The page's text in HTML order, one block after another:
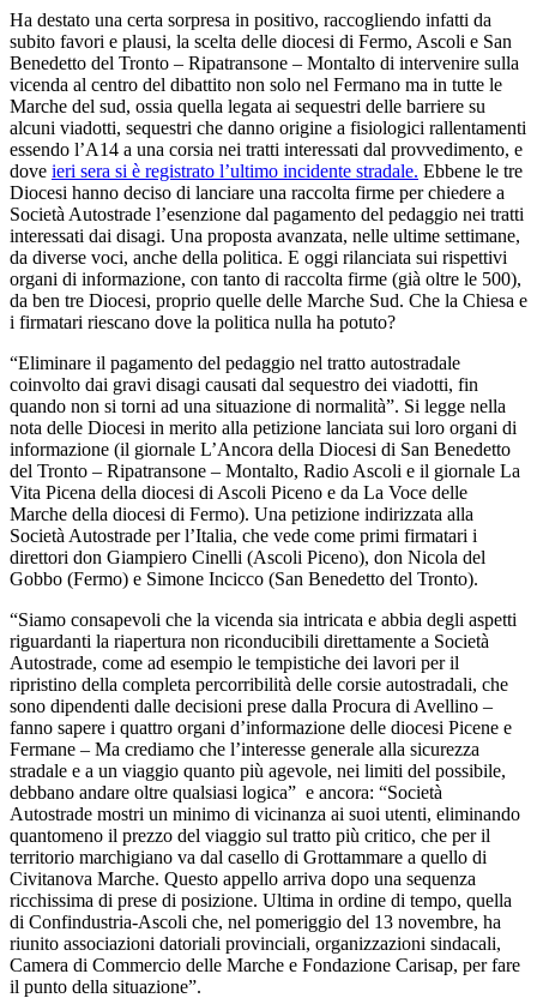
Ha destato una certa sorpresa in positivo, raccogliendo infatti da
subito favori e plausi, la scelta delle diocesi di Fermo, Ascoli e San
Benedetto del Tronto – Ripatransone – Montalto di intervenire sulla
vicenda al centro del dibattito non solo nel Fermano ma in tutte le
Marche del sud, ossia quella legata ai sequestri delle barriere su
alcuni viadotti, sequestri che danno origine a fisiologici rallentamenti
essendo l’A14 a una corsia nei tratti interessati dal provvedimento, e
dove ieri sera si è registrato l’ultimo incidente stradale. Ebbene le tre
Diocesi hanno deciso di lanciare una raccolta firme per chiedere a
Società Autostrade l’esenzione dal pagamento del pedaggio nei tratti
interessati dai disagi. Una proposta avanzata, nelle ultime settimane,
da diverse voci, anche della politica. E oggi rilanciata sui rispettivi
organi di informazione, con tanto di raccolta firme (già oltre le 500),
da ben tre Diocesi, proprio quelle delle Marche Sud. Che la Chiesa e
i firmatari riescano dove la politica nulla ha potuto?
“Eliminare il pagamento del pedaggio nel tratto autostradale
coinvolto dai gravi disagi causati dal sequestro dei viadotti, fin
quando non si torni ad una situazione di normalità”. Si legge nella
nota delle Diocesi in merito alla petizione lanciata sui loro organi di
informazione (il giornale L’Ancora della Diocesi di San Benedetto
del Tronto – Ripatransone – Montalto, Radio Ascoli e il giornale La
Vita Picena della diocesi di Ascoli Piceno e da La Voce delle
Marche della diocesi di Fermo). Una petizione indirizzata alla
Società Autostrade per l’Italia, che vede come primi firmatari i
direttori don Giampiero Cinelli (Ascoli Piceno), don Nicola del
Gobbo (Fermo) e Simone Incicco (San Benedetto del Tronto).
“Siamo consapevoli che la vicenda sia intricata e abbia degli aspetti
riguardanti la riapertura non riconducibili direttamente a Società
Autostrade, come ad esempio le tempistiche dei lavori per il
ripristino della completa percorribilità delle corsie autostradali, che
sono dipendenti dalle decisioni prese dalla Procura di Avellino –
fanno sapere i quattro organi d’informazione delle diocesi Picene e
Fermane – Ma crediamo che l’interesse generale alla sicurezza
stradale e a un viaggio quanto più agevole, nei limiti del possibile,
debbano andare oltre qualsiasi logica” e ancora: “Società
Autostrade mostri un minimo di vicinanza ai suoi utenti, eliminando
quantomeno il prezzo del viaggio sul tratto più critico, che per il
territorio marchigiano va dal casello di Grottammare a quello di
Civitanova Marche. Questo appello arriva dopo una sequenza
ricchissima di prese di posizione. Ultima in ordine di tempo, quella
di Confindustria-Ascoli che, nel pomeriggio del 13 novembre, ha
riunito associazioni datoriali provinciali, organizzazioni sindacali,
Camera di Commercio delle Marche e Fondazione Carisap, per fare
il punto della situazione”.